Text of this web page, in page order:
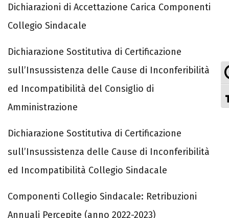
Dichiarazioni di Accettazione Carica Componenti
Collegio Sindacale
Dichiarazione Sostitutiva di Certificazione
sull’Insussistenza delle Cause di Inconferibilità
ed Incompatibilità del Consiglio di
Amministrazione
Dichiarazione Sostitutiva di Certificazione
sull’Insussistenza delle Cause di Inconferibilità
ed Incompatibilità Collegio Sindacale
Componenti Collegio Sindacale: Retribuzioni
Annuali Percepite (anno 2022-2023)